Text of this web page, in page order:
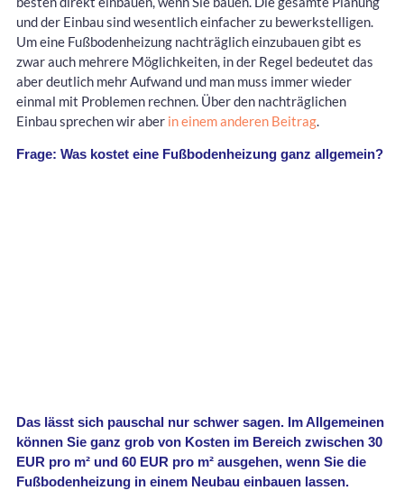
und der Einbau sind wesentlich einfacher zu bewerkstelligen.
Um eine Fußbodenheizung nachträglich einzubauen gibt es
zwar auch mehrere Möglichkeiten, in der Regel bedeutet das
aber deutlich mehr Aufwand und man muss immer wieder
einmal mit Problemen rechnen. Über den nachträglichen
Einbau sprechen wir aber in einem anderen Beitrag.
Frage: Was kostet eine Fußbodenheizung ganz allgemein?
Das lässt sich pauschal nur schwer sagen. Im Allgemeinen
können Sie ganz grob von Kosten im Bereich zwischen 30
EUR pro m² und 60 EUR pro m² ausgehen, wenn Sie die
Fußbodenheizung in einem Neubau einbauen lassen.